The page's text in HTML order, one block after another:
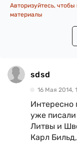
Авторизуйтесь,
материалы
sdsd
16 Мая 2014,
Интересно
уже
Литвы и
Карл